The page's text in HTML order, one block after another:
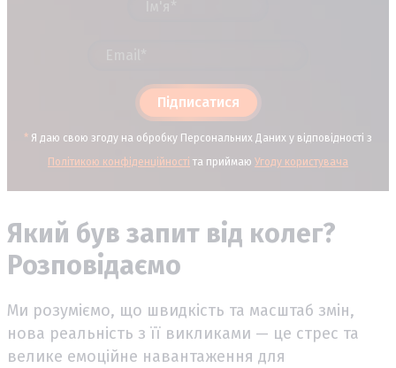
Підписатися
* Я даю свою згоду на обробку Персональних Даних у відповідності з
Політикою конфіденційності та приймаю Угоду користувача
Який був запит від колег?
Розповідаємо
Ми розуміємо, що швидкість та масштаб змін,
нова реальність з її викликами — це стрес та
велике емоційне навантаження для